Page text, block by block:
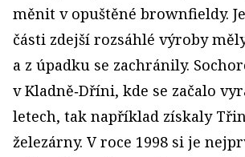
měnit v opuštěné brownfieldy.
části zdejší rozsáhlé výroby
a z úpadku se zachránily.
v Kladně‑Dříni, kde se začalo
letech, tak například získaly
železárny. V roce 1998 si je